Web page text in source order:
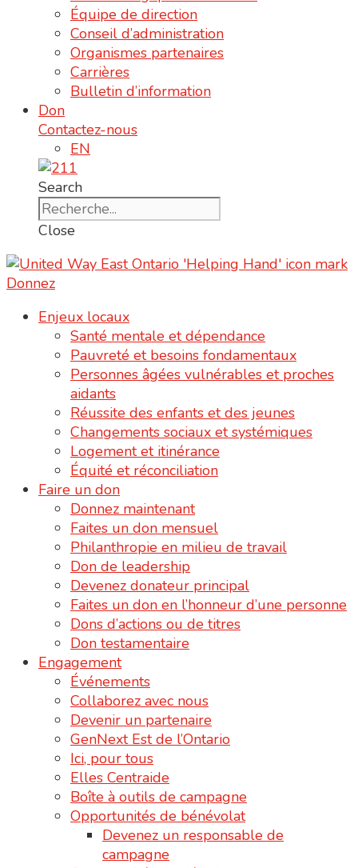
Équipe de direction
Conseil d’administration
Organismes partenaires
Carrières
Bulletin d’information
Don
Contactez-nous
EN
Search
Close
Donnez
Enjeux locaux
Santé mentale et dépendance
Pauvreté et besoins fondamentaux
Personnes âgées vulnérables et proches
aidants
Réussite des enfants et des jeunes
Changements sociaux et systémiques
Logement et itinérance
Équité et réconciliation
Faire un don
Donnez maintenant
Faites un don mensuel
Philanthropie en milieu de travail
Don de leadership
Devenez donateur principal
Faites un don en l’honneur d’une personne
Dons d’actions ou de titres
Don testamentaire
Engagement
Événements
Collaborez avec nous
Devenir un partenaire
GenNext Est de l’Ontario
Ici, pour tous
Elles Centraide
Boîte à outils de campagne
Opportunités de bénévolat
Devenez un responsable de
campagne